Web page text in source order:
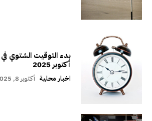
أكتوبر 2025
اخبار محلية أكتوبر 8, 2025